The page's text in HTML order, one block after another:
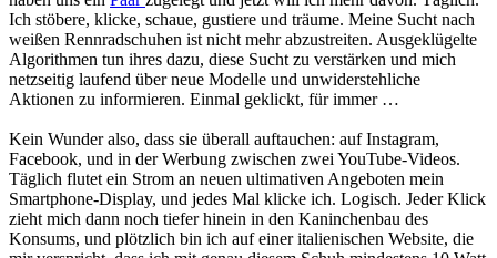
Ich stöbere, klicke, schaue, gustiere und träume. Meine Sucht nach
weißen Rennradschuhen ist nicht mehr abzustreiten. Ausgeklügelte
Algorithmen tun ihres dazu, diese Sucht zu verstärken und mich
netzseitig laufend über neue Modelle und unwiderstehliche
Aktionen zu informieren. Einmal geklickt, für immer …
Kein Wunder also, dass sie überall auftauchen: auf Instagram,
Facebook, und in der Werbung zwischen zwei YouTube-Videos.
Täglich flutet ein Strom an neuen ultimativen Angeboten mein
Smartphone-Display, und jedes Mal klicke ich. Logisch. Jeder Klick
zieht mich dann noch tiefer hinein in den Kaninchenbau des
Konsums, und plötzlich bin ich auf einer italienischen Website, die